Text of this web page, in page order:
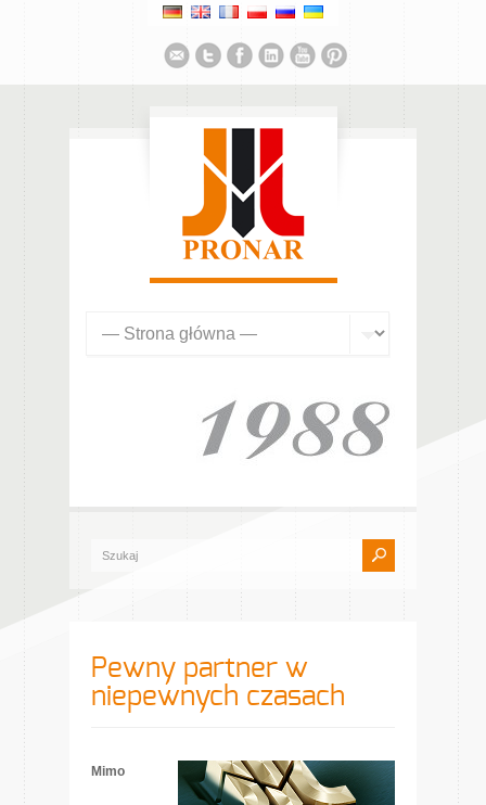
Pewny partner w
niepewnych czasach
Mimo